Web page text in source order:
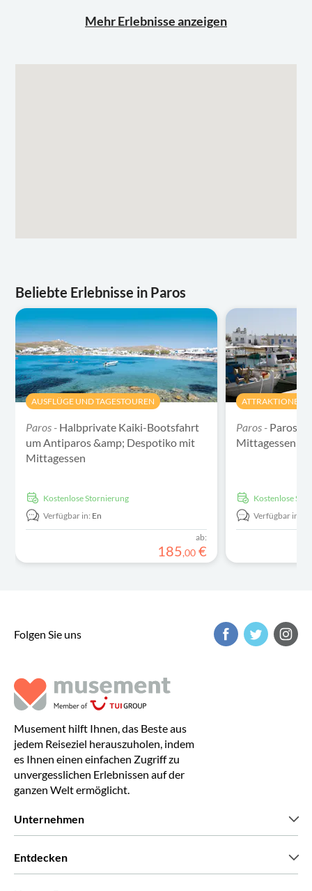
Mehr Erlebnisse anzeigen
Beliebte Erlebnisse in Paros
AUSFLÜGE UND TAGESTOUREN
Paros - Halbprivate Kaiki-Bootsfahrt
um Antiparos &amp; Despotiko mit
Mittagessen
kostenlose Stornierung
Verfügbar in: En
ab:
185,00 €
ATTRAKTIONEN
Paros - Paros
Mittagessen
kostenlose
Verfügbar in:
Folgen Sie uns
Musement hilft Ihnen, das Beste aus
jedem Reiseziel herauszuholen, indem
es Ihnen einen einfachen Zugriff zu
unvergesslichen Erlebnissen auf der
ganzen Welt ermöglicht.
Unternehmen
Entdecken